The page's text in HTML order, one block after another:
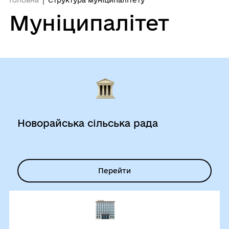
Муніципалітет
Новорайська сільська рада
Перейти